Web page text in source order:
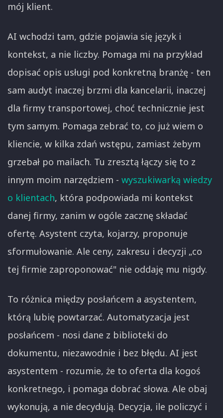
mój klient.
AI wchodzi tam, gdzie pojawia się język i
kontekst, a nie liczby. Pomaga mi na przykład
dopisać opis usługi pod konkretną branżę - ten
sam audyt inaczej brzmi dla kancelarii, inaczej
dla firmy transportowej, choć technicznie jest
tym samym. Pomaga zebrać to, co już wiem o
kliencie, w kilka zdań wstępu, zamiast żebym
grzebał po mailach. Tu zresztą łączy się to z
innym moim narzędziem - wyszukiwarką wiedzy
o klientach, która podpowiada mi kontekst
danej firmy, zanim w ogóle zacznę składać
ofertę. Asystent czyta, kojarzy, proponuje
sformułowanie. Ale ceny, zakresu i decyzji „co
tej firmie zaproponować" nie oddaję mu nigdy.
To różnica między posłańcem a asystentem,
którą lubię powtarzać. Automatyzacja jest
posłańcem - nosi dane z biblioteki do
dokumentu, niezawodnie i bez błędu. AI jest
asystentem - rozumie, że to oferta dla kogoś
konkretnego, i pomaga dobrać słowa. Ale obaj
wykonują, a nie decydują. Decyzja, ile policzyć i